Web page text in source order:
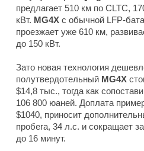
предлагает 510 км по CLTC,
кВт. MG4X с обычной LFP-
проезжает уже 610 км,
до 150 кВт.
Зато новая технология
полутвердотельный MG4X
$14,8 тыс., тогда как
106 800 юаней. Доплата
$1040, приносит
пробега, 34 л.с. и сокращает
до 16 минут.